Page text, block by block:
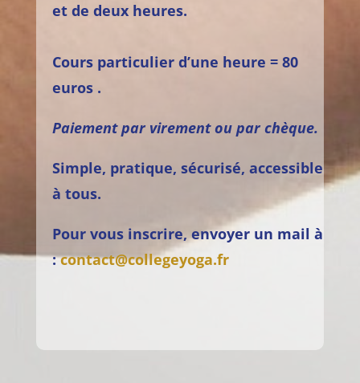
et de deux heures.
Cours particulier d’une heure = 80
euros .
Paiement par virement ou par chèque.
Simple, pratique, sécurisé, accessible
à tous.
Pour vous inscrire, envoyer un mail à
:contact@collegeyoga.fr